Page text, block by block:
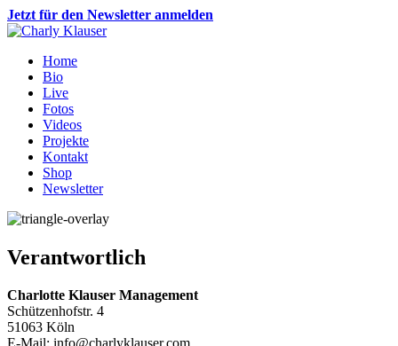
Jetzt für den Newsletter anmelden
Home
Bio
Live
Fotos
Videos
Projekte
Kontakt
Shop
Newsletter
Verantwortlich
Charlotte Klauser Management
Schützenhofstr. 4
51063 Köln